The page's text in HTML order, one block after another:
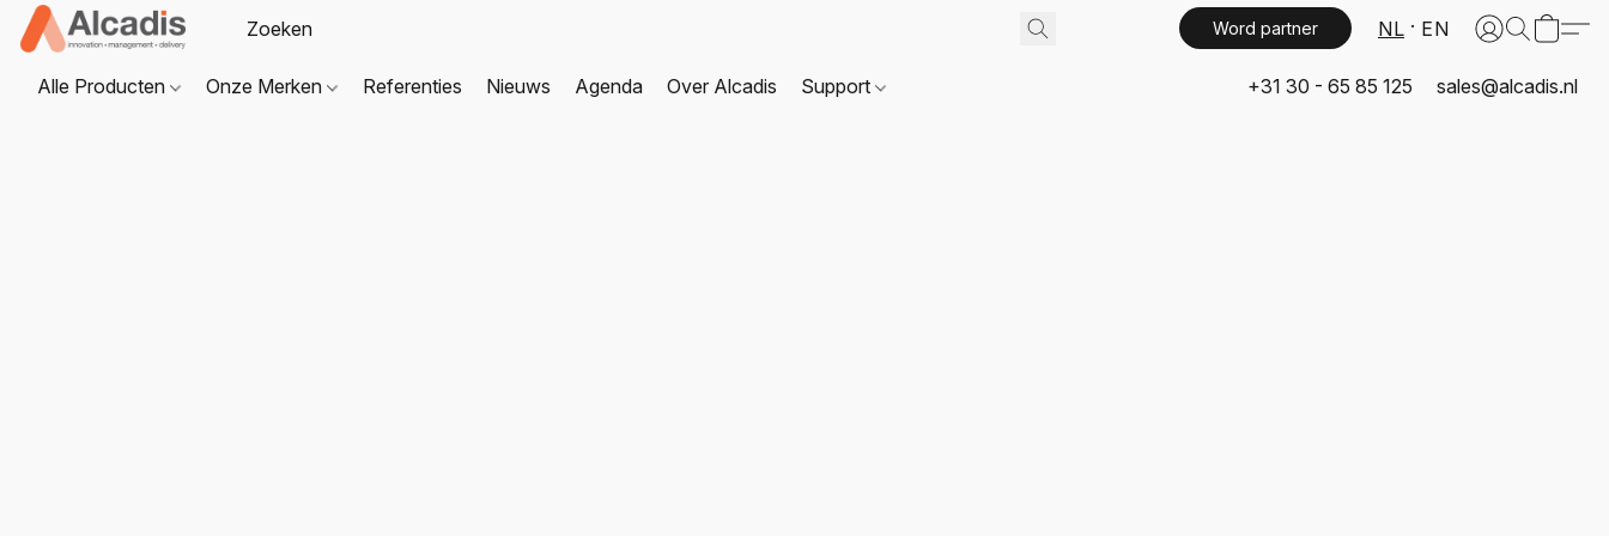
Word partner NL EN
Alle Producten Onze Merken Referenties Nieuws Agenda Over Alcadis Support +31 30 - 65 85 125 sales@alcadis.nl